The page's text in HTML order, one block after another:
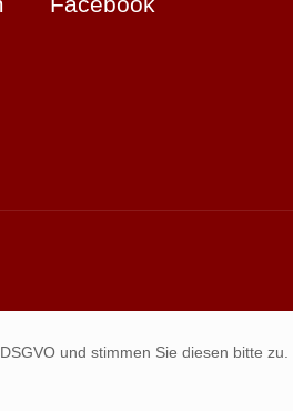
und stimmen Sie diesen bitte zu.